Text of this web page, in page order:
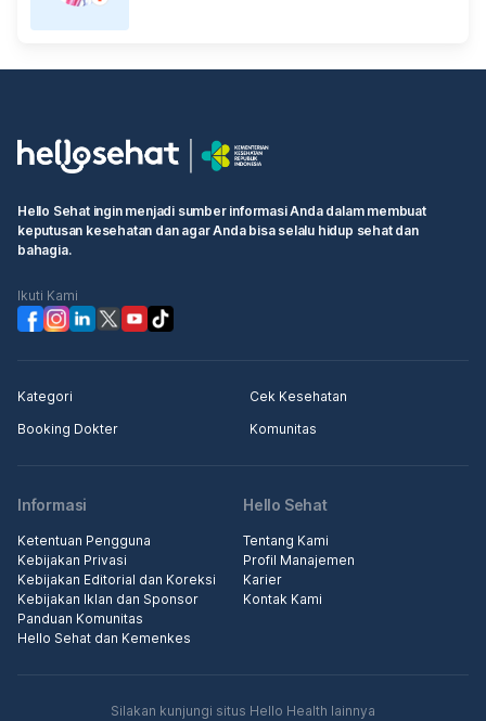
Hello Sehat ingin menjadi sumber informasi Anda dalam membuat
keputusan kesehatan dan agar Anda bisa selalu hidup sehat dan
bahagia.
Ikuti Kami
Kategori
Cek Kesehatan
Booking Dokter
Komunitas
Informasi
Ketentuan Pengguna
Kebijakan Privasi
Kebijakan Editorial dan Koreksi
Kebijakan Iklan dan Sponsor
Panduan Komunitas
Hello Sehat dan Kemenkes
Hello Sehat
Tentang Kami
Profil Manajemen
Karier
Kontak Kami
Silakan kunjungi situs Hello Health lainnya